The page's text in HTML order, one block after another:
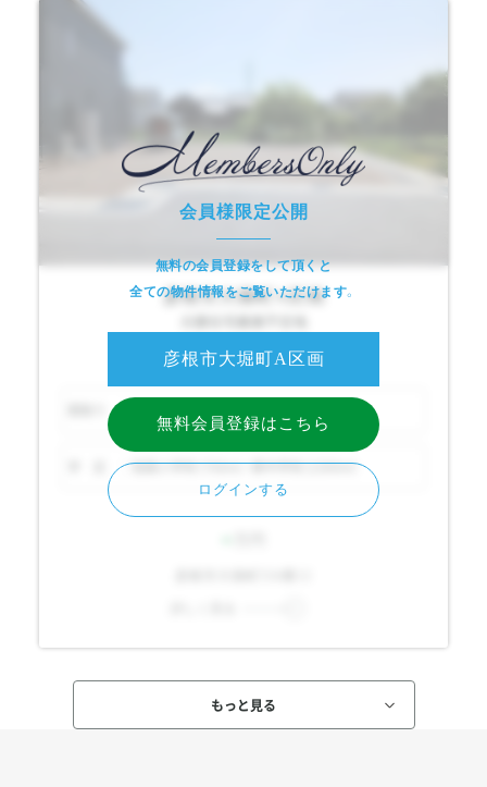
彦根市大堀町A区画
近日公開物件
旭森小学校（700m）・東中学校（2300m）
会員様限定公開
無料の会員登録をして頂くと
全ての物件情報をご覧いただけます。
彦根市大堀町A区画
無料会員登録はこちら
ログインする
もっと見る